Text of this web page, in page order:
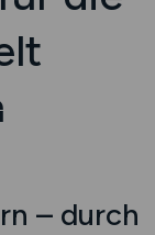
– durch